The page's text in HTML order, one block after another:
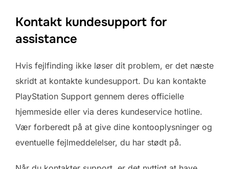
Kontakt kundesupport for
assistance
Hvis fejlfinding ikke løser dit problem, er det næste
skridt at kontakte kundesupport. Du kan kontakte
PlayStation Support gennem deres officielle
hjemmeside eller via deres kundeservice hotline.
Vær forberedt på at give dine kontooplysninger og
eventuelle fejlmeddelelser, du har stødt på.